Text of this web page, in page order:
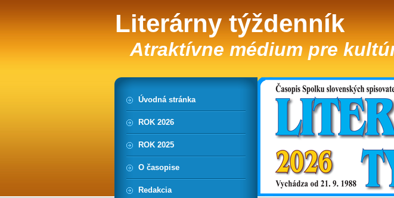
Literárny týždenník
Atraktívne médium pre
Úvodná stránka
ROK 2026
ROK 2025
O časopise
Redakcia